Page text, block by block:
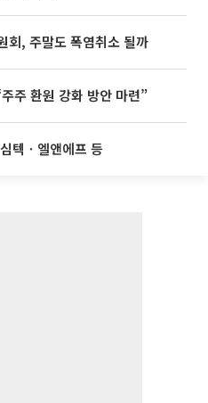
회, 주말도 폭염취소 될까
주 환원 강화 방안 마련”
텍ㆍ엘앤에프 등